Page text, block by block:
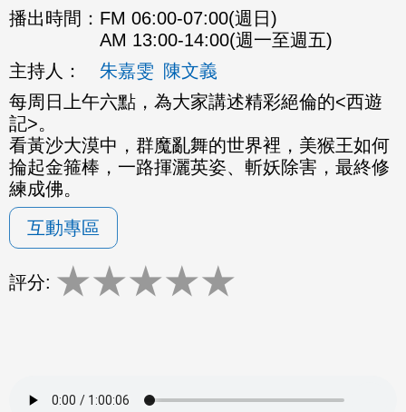
播出時間： FM 06:00-07:00(週日)
AM 13:00-14:00(週一至週五)
主持人：
朱嘉雯 陳文義
每周日上午六點，為大家講述精彩絕倫的<西遊
記>。
看黃沙大漠中，群魔亂舞的世界裡，美猴王如何
掄起金箍棒，一路揮灑英姿、斬妖除害，最終修
練成佛。
互動專區
評分: ★★★★★